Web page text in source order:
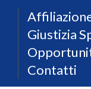
Giustizia
Contatti